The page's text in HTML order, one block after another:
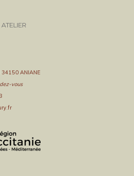
34150 ANIANE
vous